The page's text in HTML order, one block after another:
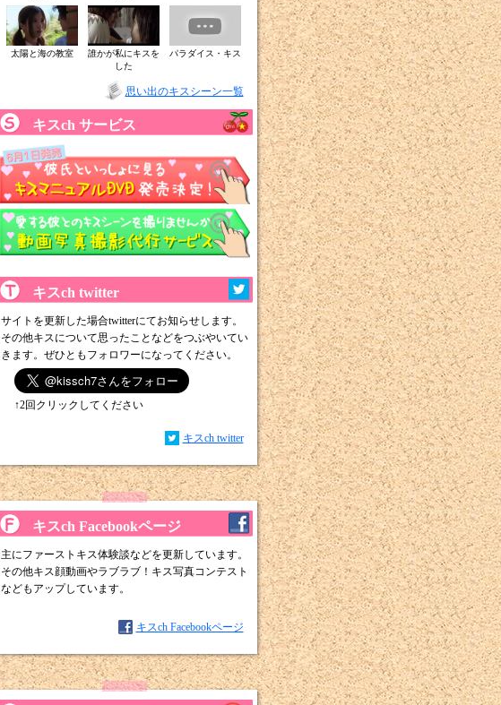
太陽と海の教室
誰かが私にキスを
した
パラダイス・キス
思い出のキスシーン一覧
キスch サービス
キスch twitter
サイトを更新した場合twitterにてお知らせします。
その他キスについて思ったことなどをつぶやいてい
きます。ぜひともフォロワーになってください。
↑2回クリックしてください
キスch twitter
キスch Facebookページ
主にファーストキス体験談などを更新しています。
その他キス顔動画やラブラブ！キス写真コンテスト
などもアップしています。
キスch Facebookページ